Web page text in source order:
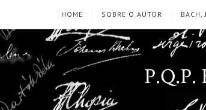
HOME SOBRE O AUTOR BACH,
P.Q.P.